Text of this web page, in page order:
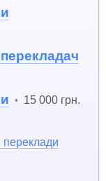
• 15 000 грн.
переклади